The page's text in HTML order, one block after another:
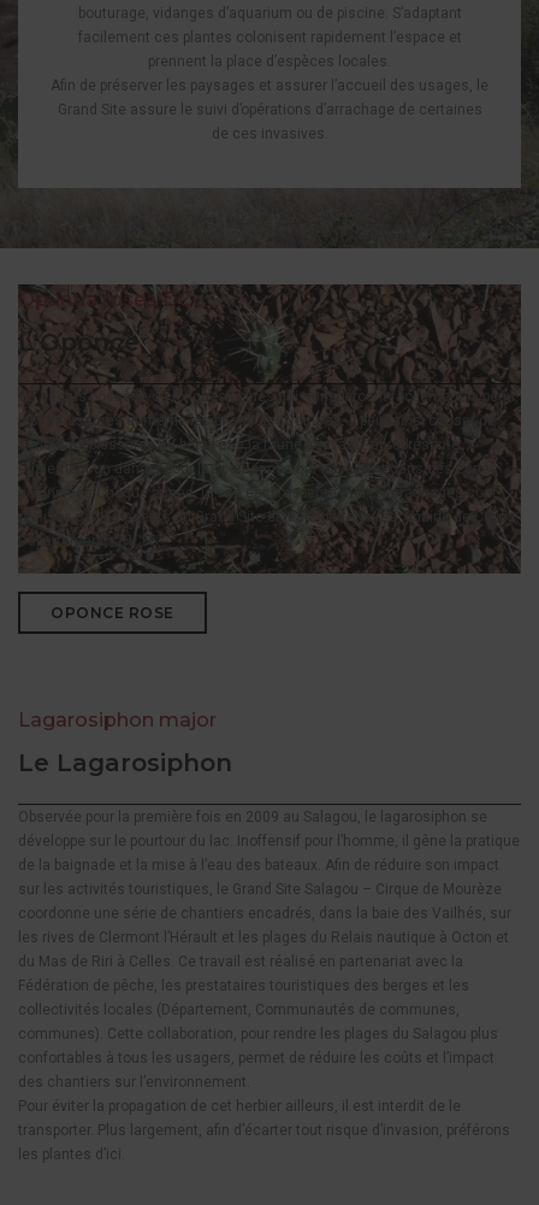
bouturage, vidanges d’aquarium ou de piscine. S’adaptant
facilement ces plantes colonisent rapidement l’espace et
prennent la place d’espèces locales.
Afin de préserver les paysages et assurer l’accueil des usages, le
Grand Site assure le suivi d’opérations d’arrachage de certaines
de ces invasives.
Opuntia rosea DC
L'Oponce
Ce cactus possède de longues épines qui transpercent facilement la peau,
les chaussures et même les pneus des voitures. Il peut ainsi causer de
sérieuses blessures au bétail et à la faune sauvage, et représente
également un danger pour les personnes qui travaillent dans des zones
colonisées.Chaque année, le site est prospecté et des arrachages sont
réalisés par les agents du Grand Site et leurs partenaires : mairie de Celles,
Département, ONCFS….
OPONCE ROSE
Lagarosiphon major
Le Lagarosiphon
Observée pour la première fois en 2009 au Salagou, le lagarosiphon se
développe sur le pourtour du lac. Inoffensif pour l’homme, il gêne la pratique
de la baignade et la mise à l’eau des bateaux. Afin de réduire son impact
sur les activités touristiques, le Grand Site Salagou – Cirque de Mourèze
coordonne une série de chantiers encadrés, dans la baie des Vailhés, sur
les rives de Clermont l’Hérault et les plages du Relais nautique à Octon et
du Mas de Riri à Celles. Ce travail est réalisé en partenariat avec la
Fédération de pêche, les prestataires touristiques des berges et les
collectivités locales (Département, Communautés de communes,
communes). Cette collaboration, pour rendre les plages du Salagou plus
confortables à tous les usagers, permet de réduire les coûts et l’impact
des chantiers sur l’environnement.
Pour éviter la propagation de cet herbier ailleurs, il est interdit de le
transporter. Plus largement, afin d’écarter tout risque d’invasion, préférons
les plantes d’ici.